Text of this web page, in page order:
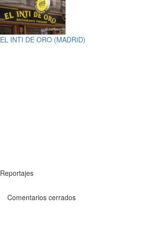
EL INTI DE ORO (MADRID)
Reportajes
Comentarios cerrados